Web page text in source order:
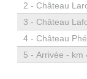
2 - Château
3 - Château
4 - Château
5 - Arrivée - km